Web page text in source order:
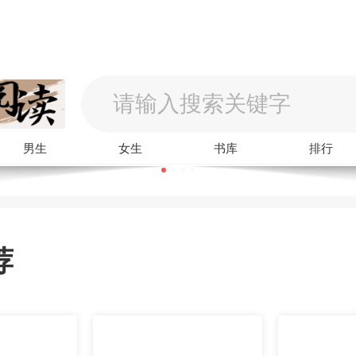
男生 女生 书库 排行